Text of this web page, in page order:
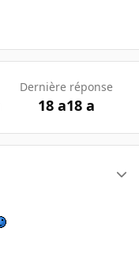
Dernière réponse
18 a18 a